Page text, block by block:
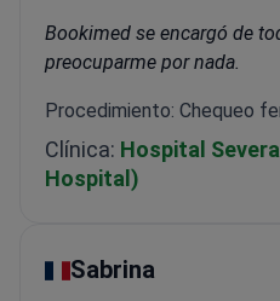
Bookimed se encargó de
preocuparme por nada.
Procedimiento: Chequeo
Clínica: Hospital
Hospital)
Sabrina